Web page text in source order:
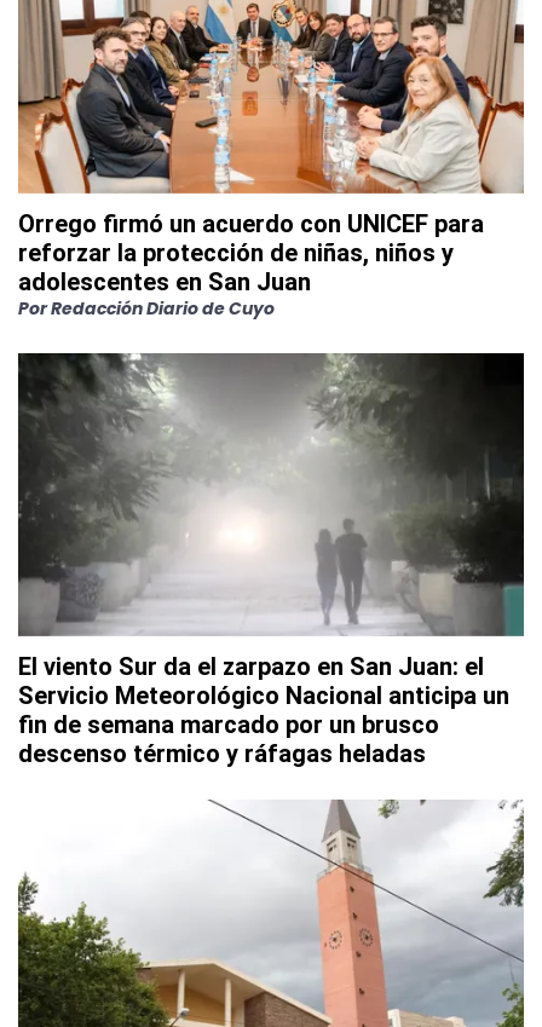
Orrego firmó un acuerdo con UNICEF para
reforzar la protección de niñas, niños y
adolescentes en San Juan
PorRedacción Diario de Cuyo
El viento Sur da el zarpazo en San Juan: el
Servicio Meteorológico Nacional anticipa un
fin de semana marcado por un brusco
descenso térmico y ráfagas heladas